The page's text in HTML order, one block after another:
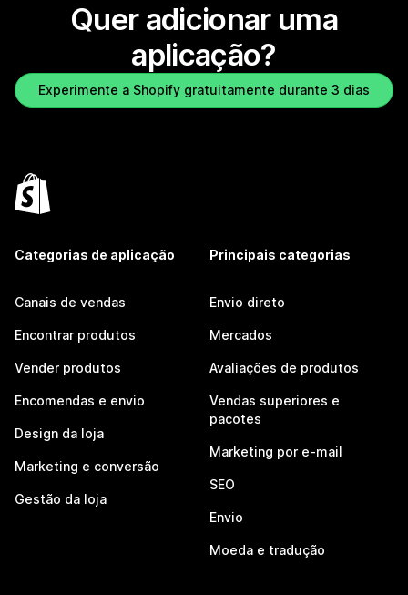
Quer adicionar uma
aplicação?
Experimente a Shopify gratuitamente durante 3 dias
Categorias de aplicação
Canais de vendas
Encontrar produtos
Vender produtos
Encomendas e envio
Design da loja
Marketing e conversão
Gestão da loja
Principais categorias
Envio direto
Mercados
Avaliações de produtos
Vendas superiores e
pacotes
Marketing por e-mail
SEO
Envio
Moeda e tradução